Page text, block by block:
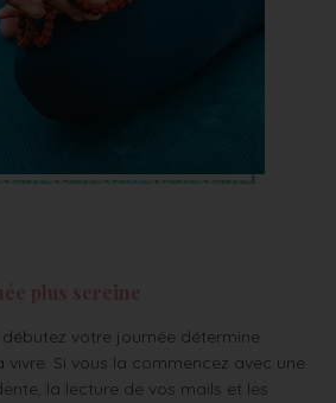
votre journée détermine
Si vous la commencez avec une
la lecture de vos mails et les